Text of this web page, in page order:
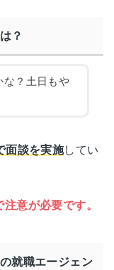
？
な？土日もや
談を実施してい
意が必要です。
就職エージェン